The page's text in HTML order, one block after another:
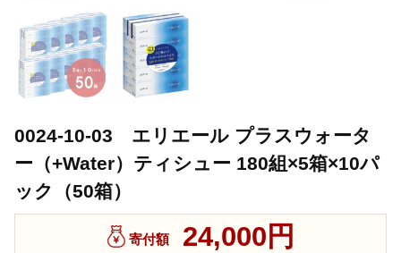
0024-10-03 エリエール プラスウォータ
ー（+Water）ティシュー 180組×5箱×10パ
ック（50箱）
寄付額 24,000円